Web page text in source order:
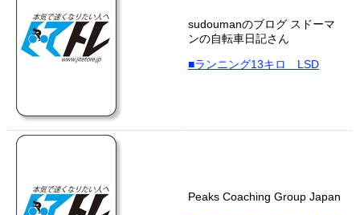
sudoumanのブログ スドーマ
ンの自転車日記さん
■ランニング13キロ LSD
Peaks Coaching Group Japan